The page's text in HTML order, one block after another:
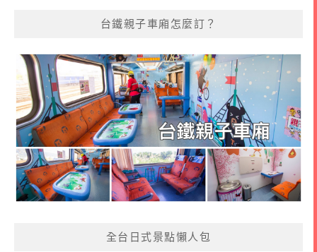
台鐵親子車廂怎麼訂？
全台日式景點懶人包